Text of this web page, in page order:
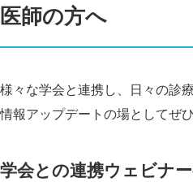
医師の方へ
様々な学会と連携し、日々の診
情報アップデートの場としてぜ
学会との連携ウェビナ